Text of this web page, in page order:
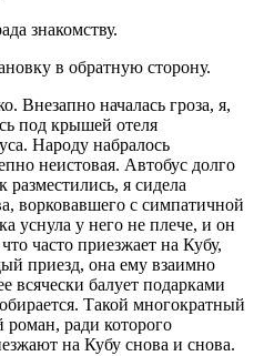
знакомству.
в обратную сторону.
Внезапно началась гроза, я,
под крышей отеля
Народу набралось
неистовая. Автобус долго
я сидела
ворковавшего с симпатичной
уснула у него не плече, и он
часто приезжает на Кубу,
приезд, она ему взаимно
всячески балует подарками
Такой многократный
ради которого
на Кубу снова и снова.